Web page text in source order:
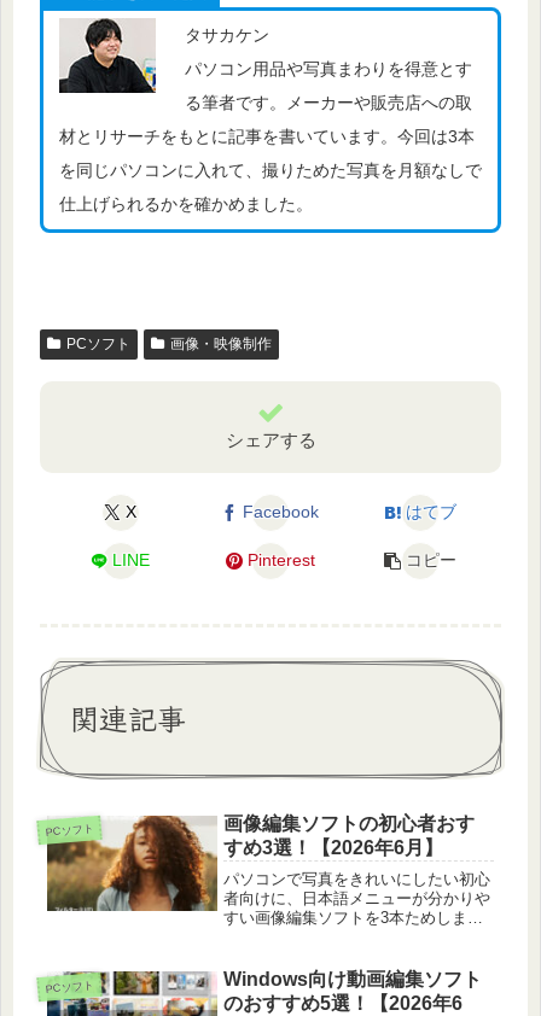
タサカケン
パソコン用品や写真まわりを得意とす
る筆者です。メーカーや販売店への取
材とリサーチをもとに記事を書いています。今回は3本
を同じパソコンに入れて、撮りためた写真を月額なしで
仕上げられるかを確かめました。
PCソフト 画像・映像制作
シェアする
X Facebook はてブ
LINE Pinterest コピー
関連記事
PCソフト
画像編集ソフトの初心者おす
すめ3選！【2026年6月】
パソコンで写真をきれいにしたい初心
者向けに、日本語メニューが分かりや
すい画像編集ソフトを3本ためしまし
PCソフト
Windows向け動画編集ソフト
のおすすめ5選！【2026年6